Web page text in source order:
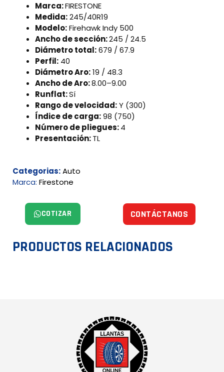
Marca:FIRESTONE
Medida:245/40R19
Modelo:Firehawk Indy 500
Ancho de sección:245 / 24.5
Diámetro total:679 / 67.9
Perfil: 40
Diámetro Aro:19 / 48.3
Ancho de Aro:8.00–9.00
Runflat:Sí
Rango de velocidad:Y (300)
Índice de carga:98 (750)
Número de pliegues:4
Presentación:TL
Categorias:Auto
Marca: Firestone
COTIZAR CONTÁCTANOS
PRODUCTOS RELACIONADOS